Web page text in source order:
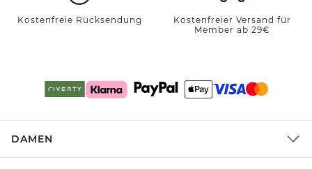
Kostenfreie Rücksendung
Kostenfreier Versand für
Member ab 29€
DAMEN